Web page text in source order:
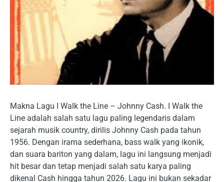
Makna Lagu I Walk the Line – Johnny Cash. I Walk the
Line adalah salah satu lagu paling legendaris dalam
sejarah musik country, dirilis Johnny Cash pada tahun
1956. Dengan irama sederhana, bass walk yang ikonik,
dan suara bariton yang dalam, lagu ini langsung menjadi
hit besar dan tetap menjadi salah satu karya paling
dikenal Cash hingga tahun 2026. Lagu ini bukan sekadar